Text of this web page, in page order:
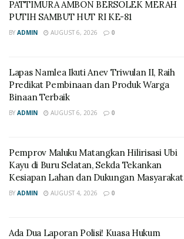
PATTIMURA AMBON BERSOLEK MERAH
PUTIH SAMBUT HUT RI KE-81
BY ADMIN AUGUST 6, 2026 0
Lapas Namlea Ikuti Anev Triwulan II, Raih
Predikat Pembinaan dan Produk Warga
Binaan Terbaik
BY ADMIN AUGUST 6, 2026 0
‎Pemprov Maluku Matangkan Hilirisasi Ubi
Kayu di Buru Selatan, Sekda Tekankan
Kesiapan Lahan dan Dukungan Masyarakat
BY ADMIN AUGUST 4, 2026 0
Ada Dua Laporan Polisi! Kuasa Hukum